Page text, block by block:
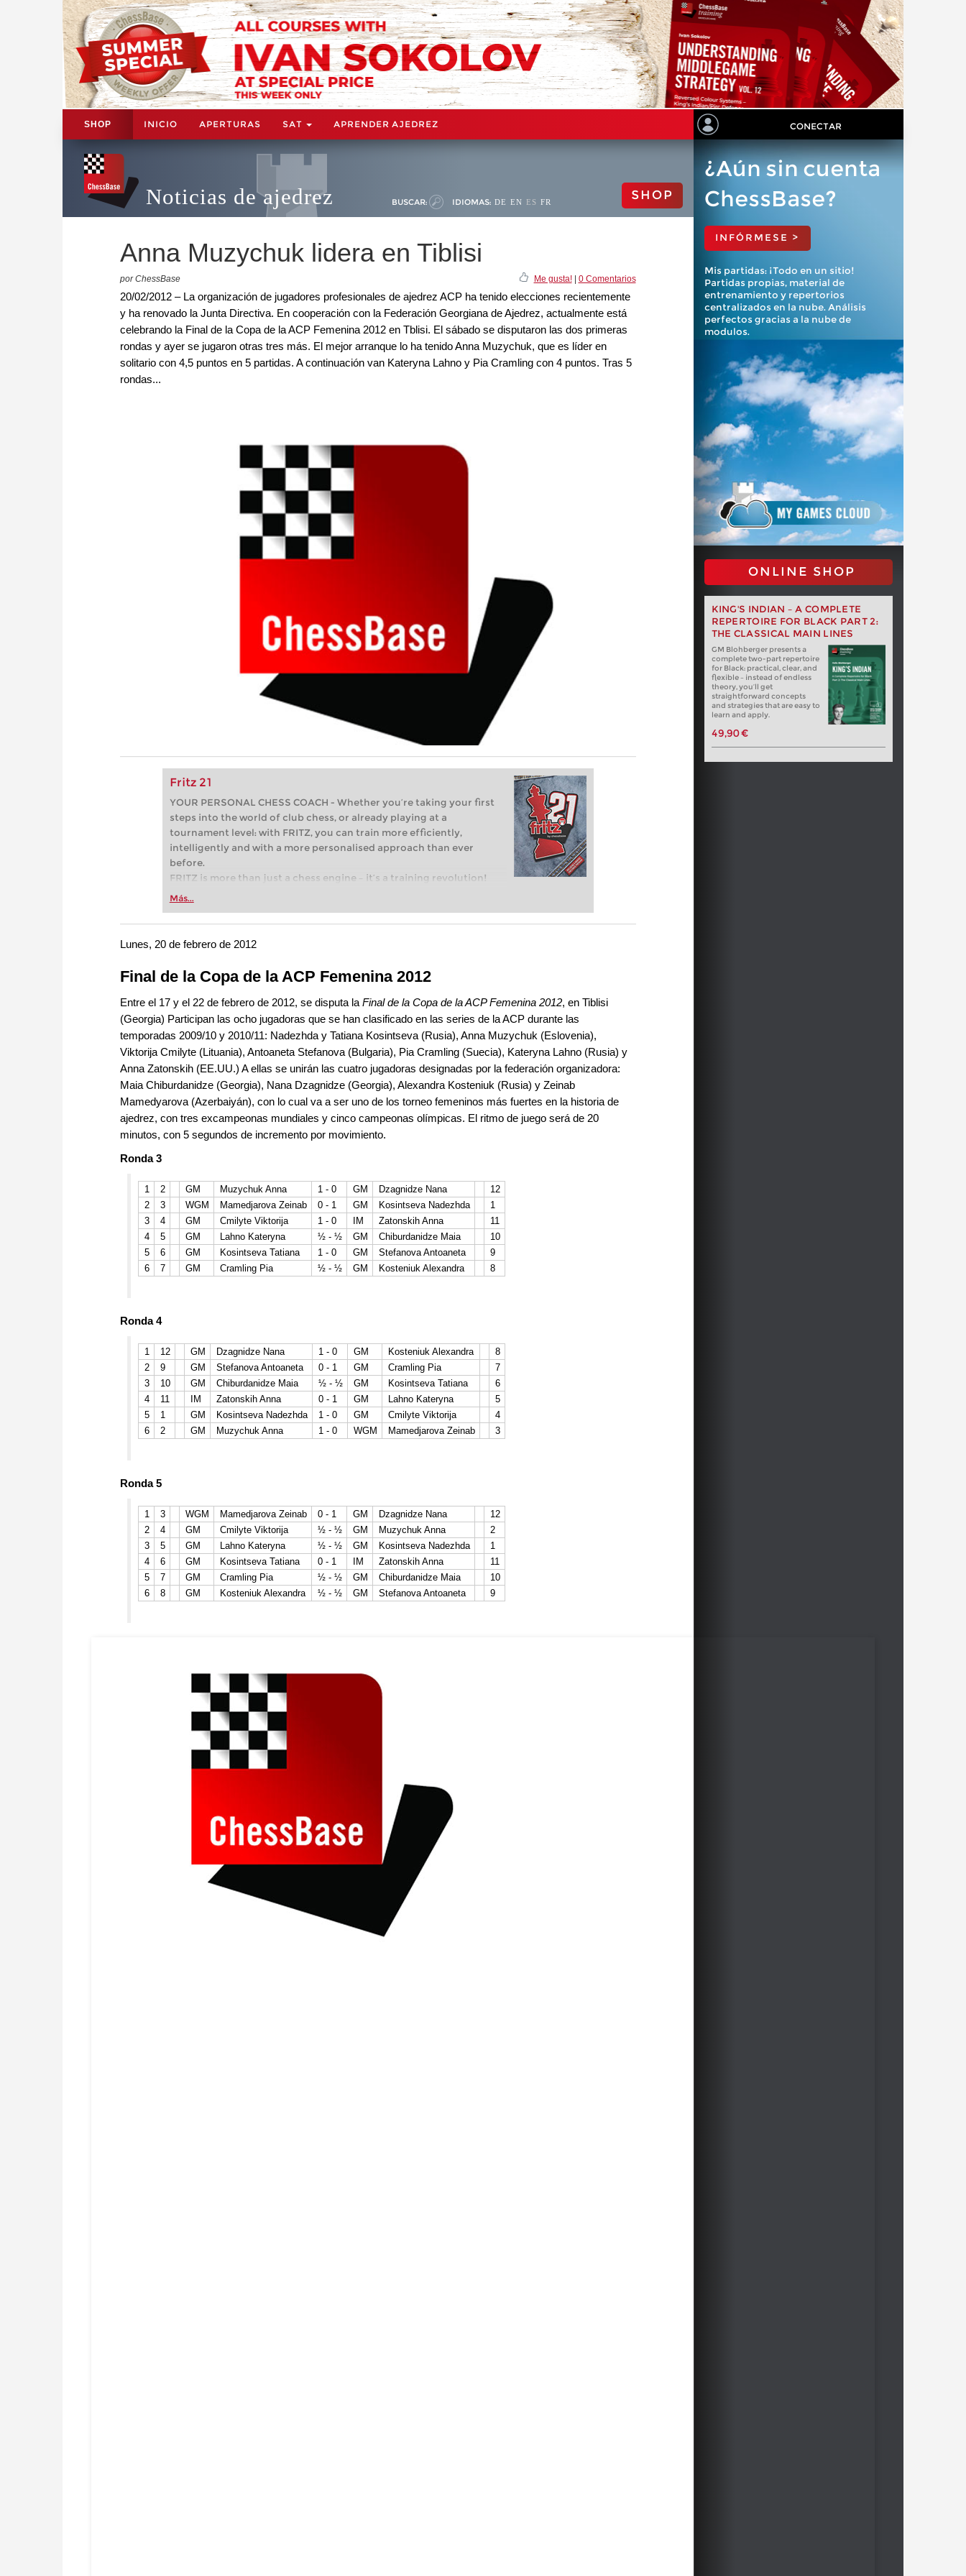
SHOP INICIO APERTURAS SAT APRENDER AJEDREZ CONECTAR
Noticias de ajedrez BUSCAR: IDIOMAS: DE EN ES FR SHOP
Anna Muzychuk lidera en Tiblisi
por ChessBase Me gusta!| 0 Comentarios
20/02/2012 – La organización de jugadores profesionales de ajedrez ACP ha tenido elecciones recientemente
y ha renovado la Junta Directiva. En cooperación con la Federación Georgiana de Ajedrez, actualmente está
celebrando la Final de la Copa de la ACP Femenina 2012 en Tblisi. El sábado se disputaron las dos primeras
rondas y ayer se jugaron otras tres más. El mejor arranque lo ha tenido Anna Muzychuk, que es líder en
solitario con 4,5 puntos en 5 partidas. A continuación van Kateryna Lahno y Pia Cramling con 4 puntos. Tras 5
rondas...
Fritz 21
YOUR PERSONAL CHESS COACH - Whether you’re taking your first
steps into the world of club chess, or already playing at a
tournament level: with FRITZ, you can train more efficiently,
intelligently and with a more personalised approach than ever
before.
FRITZ is more than just a chess engine – it’s a training revolution!
Whether you’re taking your first steps into the world of club chess,
more efficiently, intelligently and with a more personalised
approach than ever before.
Más...
¿Aún sin cuenta
ChessBase?
INFÓRMESE >
Mis partidas: ¡Todo en un sitio!
Partidas propias, material de
entrenamiento y repertorios
centralizados en la nube. Análisis
perfectos gracias a la nube de
modulos.
ONLINE SHOP
KING'S INDIAN – A COMPLETE
REPERTOIRE FOR BLACK PART 2:
THE CLASSICAL MAIN LINES
GM Blohberger presents a
complete two-part repertoire
for Black: practical, clear, and
flexible – instead of endless
theory, you’ll get
straightforward concepts
and strategies that are easy to
learn and apply.
49,90 €
Lunes, 20 de febrero de 2012
Final de la Copa de la ACP Femenina 2012
Entre el 17 y el 22 de febrero de 2012, se disputa la Final de la Copa de la ACP Femenina 2012, en Tiblisi
(Georgia) Participan las ocho jugadoras que se han clasificado en las series de la ACP durante las
temporadas 2009/10 y 2010/11: Nadezhda y Tatiana Kosintseva (Rusia), Anna Muzychuk (Eslovenia),
Viktorija Cmilyte (Lituania), Antoaneta Stefanova (Bulgaria), Pia Cramling (Suecia), Kateryna Lahno (Rusia) y
Anna Zatonskih (EE.UU.) A ellas se unirán las cuatro jugadoras designadas por la federación organizadora:
Maia Chiburdanidze (Georgia), Nana Dzagnidze (Georgia), Alexandra Kosteniuk (Rusia) y Zeinab
Mamedyarova (Azerbaiyán), con lo cual va a ser uno de los torneo femeninos más fuertes en la historia de
ajedrez, con tres excampeonas mundiales y cinco campeonas olímpicas. El ritmo de juego será de 20
minutos, con 5 segundos de incremento por movimiento.
Ronda 3
1 2 GM Muzychuk Anna 1 - 0 GM Dzagnidze Nana
12
2
3 WGM Mamedjarova Zeinab 0 - 1 GM Kosintseva Nadezhda
1
3
4 GM Cmilyte Viktorija 1 - 0 IM Zatonskih Anna
11
4
5 GM Lahno Kateryna ½ - ½ GM Chiburdanidze Maia
10
5
6 GM Kosintseva Tatiana 1 - 0 GM Stefanova Antoaneta
9
6
7 GM Cramling Pia ½ - ½ GM Kosteniuk Alexandra 8
Ronda 4
1 12 GM Dzagnidze Nana 1 - 0 GM Kosteniuk Alexandra
8
2
9 GM Stefanova Antoaneta 0 - 1 GM Cramling Pia
7
3
10 GM Chiburdanidze Maia ½ - ½ GM Kosintseva Tatiana
6
4
11 IM Zatonskih Anna 0 - 1 GM Lahno Kateryna
5
5
1 GM Kosintseva Nadezhda 1 - 0 GM Cmilyte Viktorija
4
6
2 GM Muzychuk Anna 1 - 0 WGM Mamedjarova Zeinab 3
Ronda 5
1 3 WGM Mamedjarova Zeinab 0 - 1 GM Dzagnidze Nana
12
2
4 GM Cmilyte Viktorija ½ - ½ GM Muzychuk Anna
2
3
5 GM Lahno Kateryna ½ - ½ GM Kosintseva Nadezhda
1
4
6 GM Kosintseva Tatiana 0 - 1 IM Zatonskih Anna
11
5
7 GM Cramling Pia ½ - ½ GM Chiburdanidze Maia
10
6
8 GM Kosteniuk Alexandra ½ - ½ GM Stefanova Antoaneta 9